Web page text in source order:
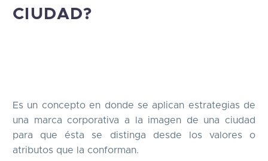
CIUDAD?
Es un concepto en donde se aplican estrategias de
una marca corporativa a la imagen de una ciudad
para que ésta se distinga desde los valores o
atributos que la conforman.